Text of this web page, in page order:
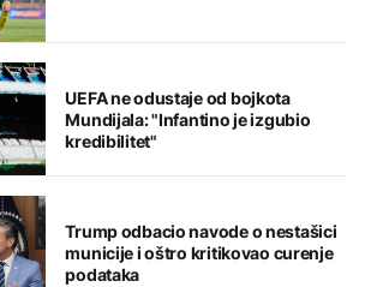
UEFA ne odustaje od bojkota
Mundijala: "Infantino je izgubio
kredibilitet"
Trump odbacio navode o nestašici
municije i oštro kritikovao curenje
podataka